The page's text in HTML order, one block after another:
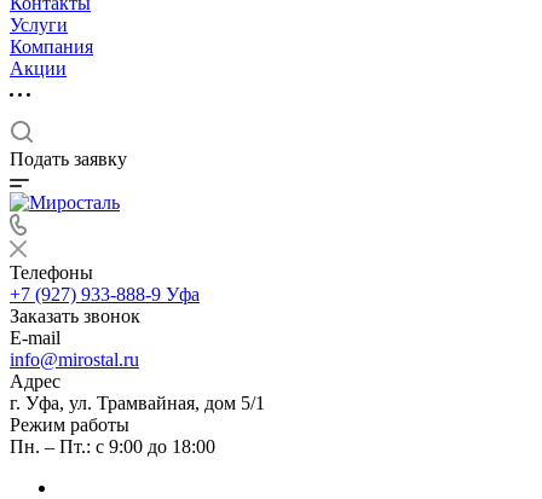
Услуги
Компания
Акции
Подать заявку
Телефоны
+7 (927) 933-888-9 Уфа
Заказать звонок
E-mail
info@mirostal.ru
Адрес
г. Уфа, ул. Трамвайная, дом 5/1
Режим работы
Пн. – Пт.: с 9:00 до 18:00